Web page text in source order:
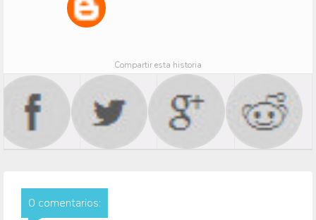
Compartir esta historia
0 comentarios: